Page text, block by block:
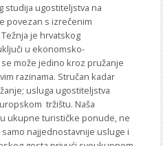
studija ugostiteljstva na
povezan s izrečenim
je hrvatskog
u ekonomsko-
može jedino kroz pružanje
razinama. Stručan kadar
usluga ugostiteljstva
tržištu. Naša
ukupne turističke ponude, ne
najjednostavnije usluge i